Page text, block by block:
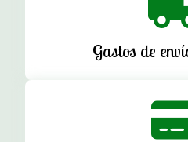
Gastos de